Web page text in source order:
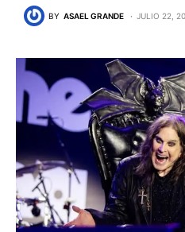
BY ASAEL GRANDE JULIO 22,